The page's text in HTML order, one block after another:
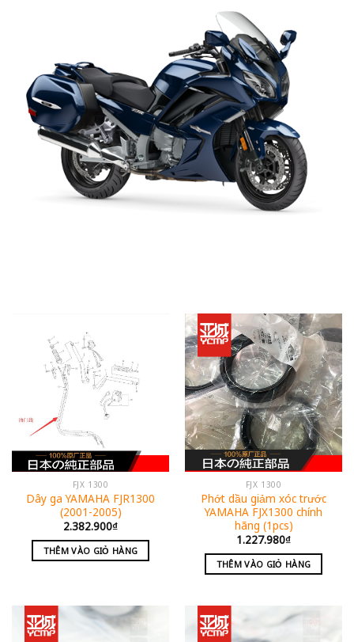
FJX 1300
Dây ga YAMAHA FJR1300
(2001-2005)
2.382.900₫
THÊM VÀO GIỎ HÀNG
FJX 1300
Phớt dầu giảm xóc trước
YAMAHA FJX1300 chính
hãng (1pcs)
1.227.980₫
THÊM VÀO GIỎ HÀNG